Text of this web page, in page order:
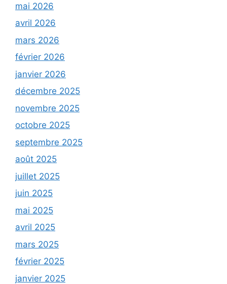
mai 2026
avril 2026
mars 2026
février 2026
janvier 2026
décembre 2025
novembre 2025
octobre 2025
septembre 2025
août 2025
juillet 2025
juin 2025
mai 2025
avril 2025
mars 2025
février 2025
janvier 2025